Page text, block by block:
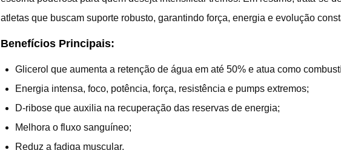
atletas que buscam suporte robusto, garantindo força, energia e evolução
Benefícios Principais:
Glicerol que aumenta a retenção de água em até 50% e atua como
Energia intensa, foco, potência, força, resistência e pumps extremos;
D-ribose que auxilia na recuperação das reservas de energia;
Melhora o fluxo sanguíneo;
Reduz a fadiga muscular.